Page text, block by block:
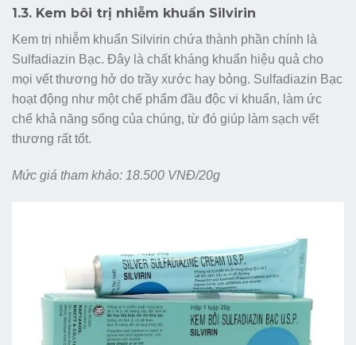
1.3. Kem bôi trị nhiễm khuẩn Silvirin
Kem trị nhiễm khuẩn Silvirin chứa thành phần chính là
Sulfadiazin Bạc. Đây là chất kháng khuẩn hiệu quả cho
mọi vết thương hở do trầy xước hay bỏng. Sulfadiazin Bạc
hoạt động như một chế phẩm đầu độc vi khuẩn, làm ức
chế khả năng sống của chúng, từ đó giúp làm sạch vết
thương rất tốt.
Mức giá tham khảo: 18.500 VNĐ/20g